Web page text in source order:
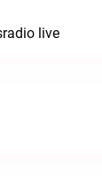
live